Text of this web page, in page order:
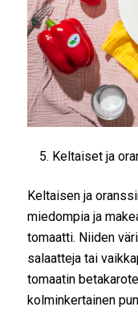
Keltaiset ja
Keltaisen ja
miedompia ja
tomaatti. Niiden
salaatteja tai
tomaatin
kolminkertainen